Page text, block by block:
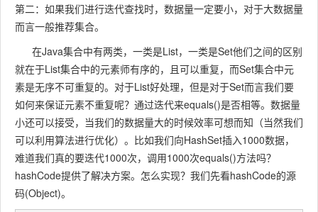
第二：如果我们进行迭代查找时，数据量一定要小，对于大数据量
而言一般推荐集合。
在Java集合中有两类，一类是List，一类是Set他们之间的区别
就在于List集合中的元素师有序的，且可以重复，而Set集合中元
素是无序不可重复的。对于List好处理，但是对于Set而言我们要
如何来保证元素不重复呢？通过迭代来equals()是否相等。数据量
小还可以接受，当我们的数据量大的时候效率可想而知（当然我们
可以利用算法进行优化）。比如我们向HashSet插入1000数据，
难道我们真的要迭代1000次，调用1000次equals()方法吗？
hashCode提供了解决方案。怎么实现？我们先看hashCode的源
码(Object)。